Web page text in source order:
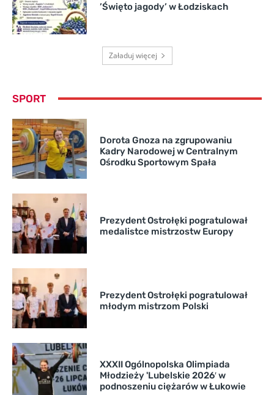
’Święto jagody’ w Łodziskach
Załaduj więcej
SPORT
Dorota Gnoza na zgrupowaniu
Kadry Narodowej w Centralnym
Ośrodku Sportowym Spała
Prezydent Ostrołęki pogratulował
medalistce mistrzostw Europy
Prezydent Ostrołęki pogratulował
młodym mistrzom Polski
XXXII Ogólnopolska Olimpiada
Młodzieży 'Lubelskie 2026′ w
podnoszeniu ciężarów w Łukowie